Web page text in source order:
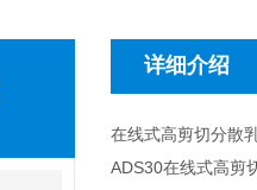
详细介绍
在线式高剪切分散
ADS30在线式高剪